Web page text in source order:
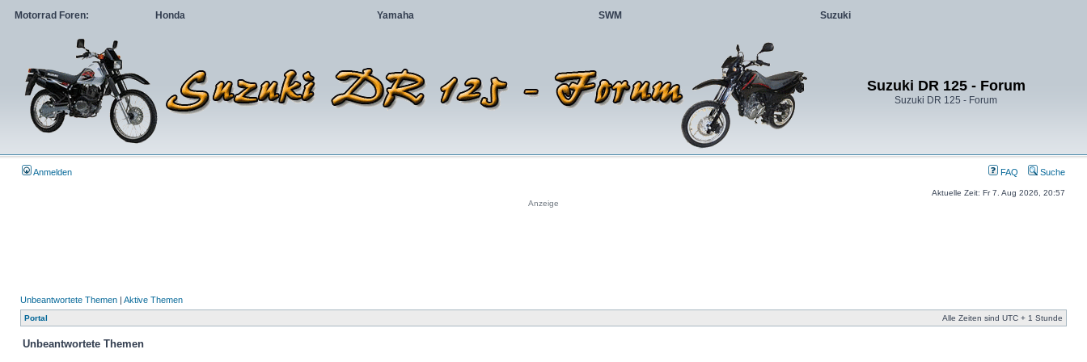
Motorrad Foren: Honda Yamaha SWM Suzuki
Suzuki DR 125 - Forum
Suzuki DR 125 - Forum
Anmelden FAQ Suche
Aktuelle Zeit: Fr 7. Aug 2026, 20:57
Anzeige
Unbeantwortete Themen | Aktive Themen
Portal Alle Zeiten sind UTC + 1 Stunde
Unbeantwortete Themen